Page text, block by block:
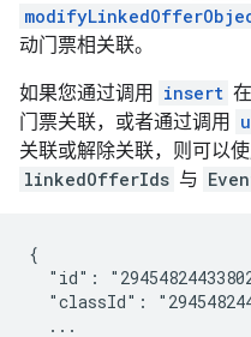
动门票相关联。
如果您通过调用 insert
门票关联，或者通过调用
关联或解除关联，则可以
linkedOfferIds 与
{
"id":
"classId":
  ...